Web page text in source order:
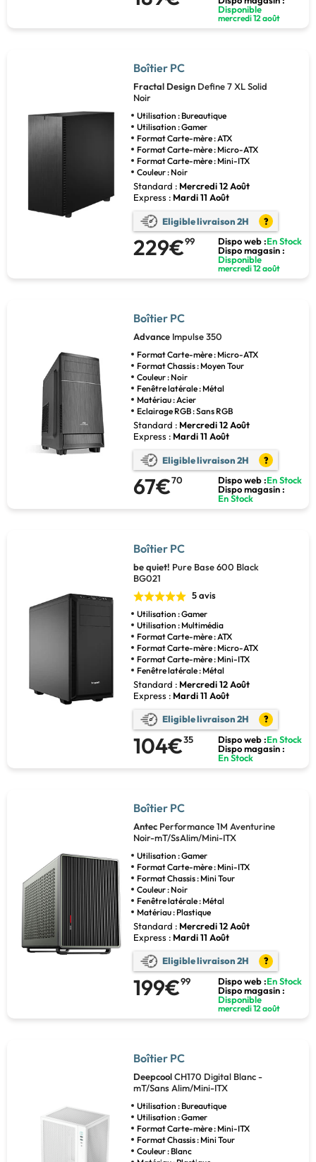
Disponible
mercredi 12 août
Boîtier PC
Fractal Design Define 7 XL Solid
Noir
Utilisation : Bureautique
Utilisation : Gamer
Format Carte-mère : ATX
Format Carte-mère : Micro-ATX
Format Carte-mère : Mini-ITX
Couleur : Noir
Standard : Mercredi 12 Août
Express : Mardi 11 Août
Eligible livraison 2H ?
229€99 Dispo web :En Stock
Dispo magasin :
Disponible
mercredi 12 août
Boîtier PC
Advance Impulse 350
Format Carte-mère : Micro-ATX
Format Chassis : Moyen Tour
Couleur : Noir
Fenêtre latérale : Métal
Matériau : Acier
Eclairage RGB : Sans RGB
Standard : Mercredi 12 Août
Express : Mardi 11 Août
Eligible livraison 2H ?
67€70 Dispo web :En Stock
Dispo magasin :
En Stock
Boîtier PC
be quiet! Pure Base 600 Black
BG021
5 avis
Utilisation : Gamer
Utilisation : Multimédia
Format Carte-mère : ATX
Format Carte-mère : Micro-ATX
Format Carte-mère : Mini-ITX
Fenêtre latérale : Métal
Standard : Mercredi 12 Août
Express : Mardi 11 Août
Eligible livraison 2H ?
104€35 Dispo web :En Stock
Dispo magasin :
En Stock
Boîtier PC
Antec Performance 1M Aventurine
Noir-mT/SsAlim/Mini-ITX
Utilisation : Gamer
Format Carte-mère : Mini-ITX
Format Chassis : Mini Tour
Couleur : Noir
Fenêtre latérale : Métal
Matériau : Plastique
Standard : Mercredi 12 Août
Express : Mardi 11 Août
Eligible livraison 2H ?
199€99 Dispo web :En Stock
Dispo magasin :
Disponible
mercredi 12 août
Boîtier PC
DeepcoolCH170 Digital Blanc -
mT/Sans Alim/Mini-ITX
Utilisation : Bureautique
Utilisation : Gamer
Format Carte-mère : Mini-ITX
Format Chassis : Mini Tour
Couleur : Blanc